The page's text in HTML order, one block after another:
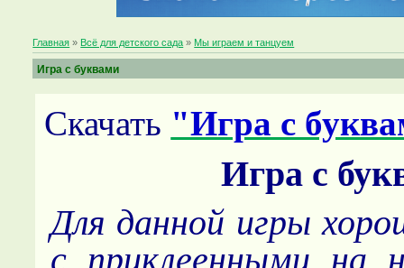
Главная » Всё для детского сада » Мы играем и танцуем
Игра с буквами
Скачать "Игра с
Игра с
Для данной игры
с приклеенными на